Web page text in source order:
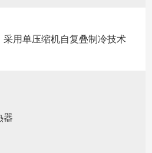
采用单压缩机自复叠制冷技术
器